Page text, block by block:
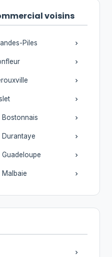
voisins
Piles
Bostonnais
Durantaye
Malbaie